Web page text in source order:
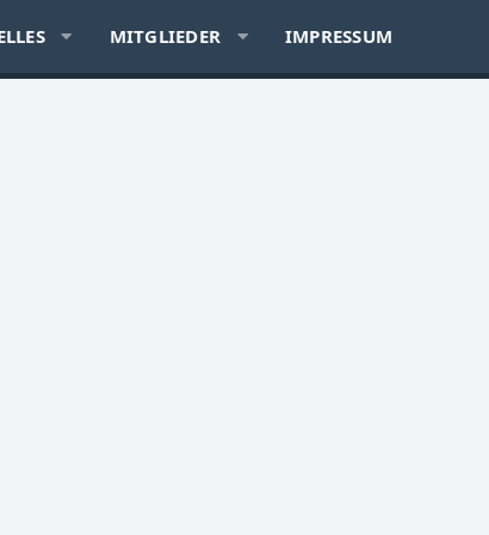
MITGLIEDER IMPRESSUM